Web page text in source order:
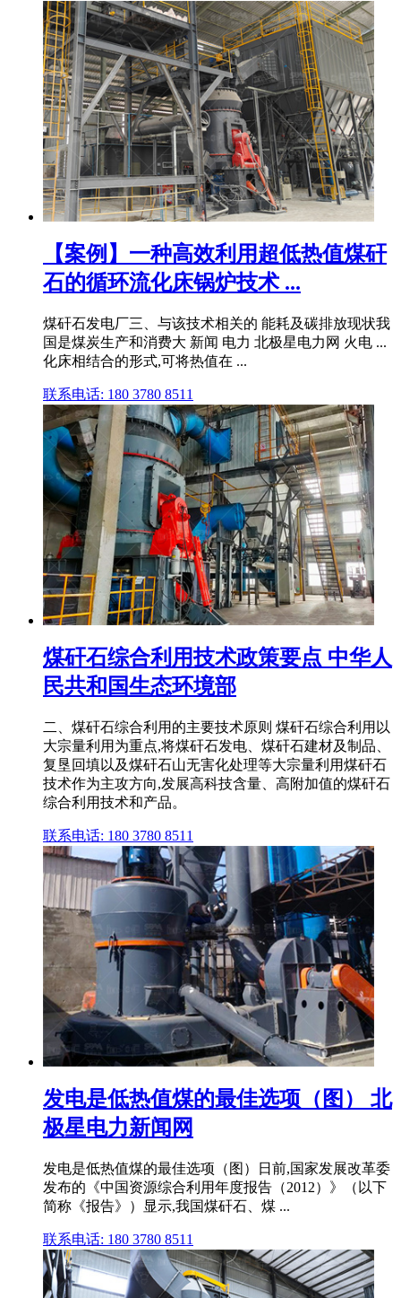
【案例】一种高效利用超低热值煤矸
石的循环流化床锅炉技术 ...
煤矸石发电厂三、与该技术相关的 能耗及碳排放现状我
国是煤炭生产和消费大 新闻 电力 北极星电力网 火电 ...
化床相结合的形式,可将热值在 ...
联系电话: 180 3780 8511
煤矸石综合利用技术政策要点 中华人
民共和国生态环境部
二、煤矸石综合利用的主要技术原则 煤矸石综合利用以
大宗量利用为重点,将煤矸石发电、煤矸石建材及制品、
复垦回填以及煤矸石山无害化处理等大宗量利用煤矸石
技术作为主攻方向,发展高科技含量、高附加值的煤矸石
综合利用技术和产品。
联系电话: 180 3780 8511
发电是低热值煤的最佳选项（图） 北
极星电力新闻网
发电是低热值煤的最佳选项（图）日前,国家发展改革委
发布的《中国资源综合利用年度报告（2012）》（以下
简称《报告》）显示,我国煤矸石、煤 ...
联系电话: 180 3780 8511